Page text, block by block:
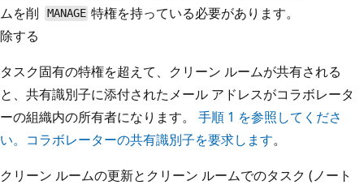
ムを削
除する
MANAGE 特権を持っている必要があります。
タスク固有の特権を超えて、クリーン ルームが共有される
と、共有識別子に添付されたメール アドレスがコラボレータ
ーの組織内の所有者になります。 手順 1 を参照してくださ
い。コラボレーターの共有識別子を要求します。
クリーン ルームの更新とクリーン ルームでのタスク (ノート